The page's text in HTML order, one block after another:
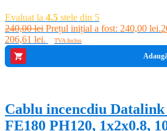
Evaluat la 4.5 stele din 5
240,00lei Prețul inițial a fost: 240,00 lei.
206,61 lei.
TVA Inclus
Cablu incencdiu
FE180 PH120, 1x2x0.8,